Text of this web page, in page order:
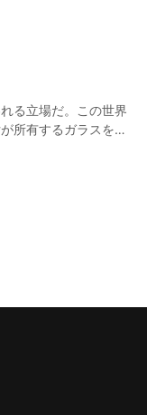
る立場だ。この世界
所有するガラスをね